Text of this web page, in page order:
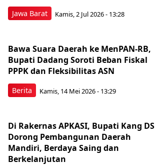
Jawa Barat Kamis, 2 Jul 2026 - 13:28
Berita
Bawa Suara Daerah ke MenPAN-RB,
Bupati Dadang Soroti Beban Fiskal
PPPK dan Fleksibilitas ASN
Kamis, 14 Mei 2026 - 13:29
Di Rakernas APKASI, Bupati Kang DS
Dorong Pembangunan Daerah
Mandiri, Berdaya Saing dan
Berkelanjutan